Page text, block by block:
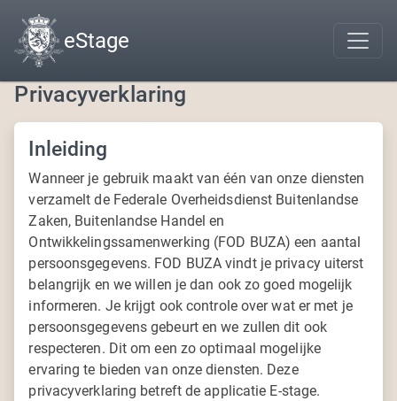
eStage
Privacyverklaring
Inleiding
Wanneer je gebruik maakt van één van onze diensten
verzamelt de Federale Overheidsdienst Buitenlandse
Zaken, Buitenlandse Handel en
Ontwikkelingssamenwerking (FOD BUZA) een aantal
persoonsgegevens. FOD BUZA vindt je privacy uiterst
belangrijk en we willen je dan ook zo goed mogelijk
informeren. Je krijgt ook controle over wat er met je
persoonsgegevens gebeurt en we zullen dit ook
respecteren. Dit om een zo optimaal mogelijke
ervaring te bieden van onze diensten. Deze
privacyverklaring betreft de applicatie E-stage.